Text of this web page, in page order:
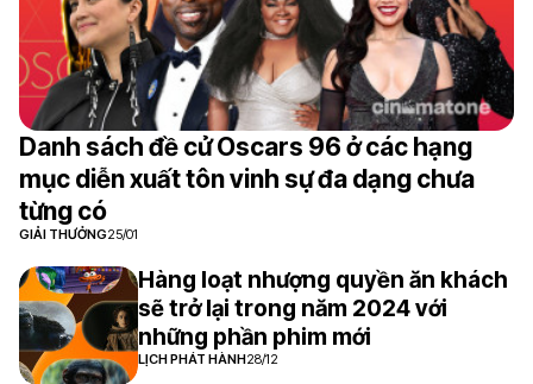
Danh sách đề cử Oscars 96 ở các hạng
mục diễn xuất tôn vinh sự đa dạng chưa
từng có
GIẢI THƯỞNG25/01
Hàng loạt nhượng quyền ăn khách
sẽ trở lại trong năm 2024 với
những phần phim mới
LỊCH PHÁT HÀNH28/12